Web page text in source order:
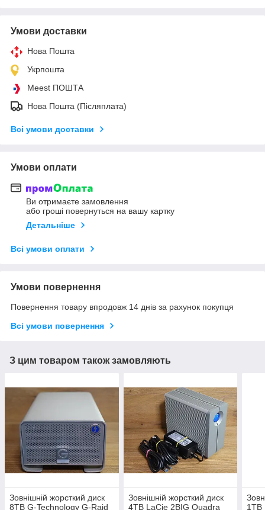
Умови доставки
Нова Пошта
Укрпошта
Meest ПОШТА
Нова Пошта (Післяплата)
Всі умови доставки
Умови оплати
Ви отримаєте замовлення
або гроші повернуться на вашу картку
Детальніше
Всі умови оплати
Умови повернення
Повернення товару впродовж 14 днів за рахунок покупця
Всі умови повернення
З цим товаром також замовляють
Зовнішній жорсткий диск
8TB G-Technology G-Raid
Зовнішній жорсткий диск
4TB LaCie 2BIG Quadra
1TB